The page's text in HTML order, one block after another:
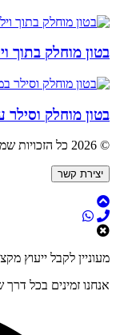
בטון מוחלק בתוך
בטון מוחלק
© 2026 כל הזכויות שמורות ל-ד.ו. פרוייקטים בע”מ
יצירת קשר
מעוניין לקבל ייעוץ
אנחנו זמינים בכל דרך